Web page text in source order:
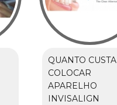
QUANTO CUSTA
COLOCAR
APARELHO
INVISALIGN